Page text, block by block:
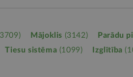
Mājoklis (3142) Parādu
Tiesu sistēma (1099) Izglītība